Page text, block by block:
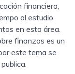
financiera,
al estudio
en esta área.
finanzas es un
este tema se